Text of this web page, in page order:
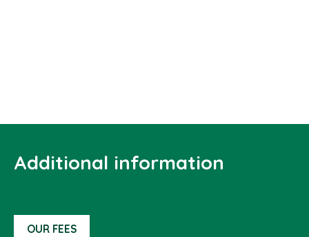
Additional information
OUR FEES